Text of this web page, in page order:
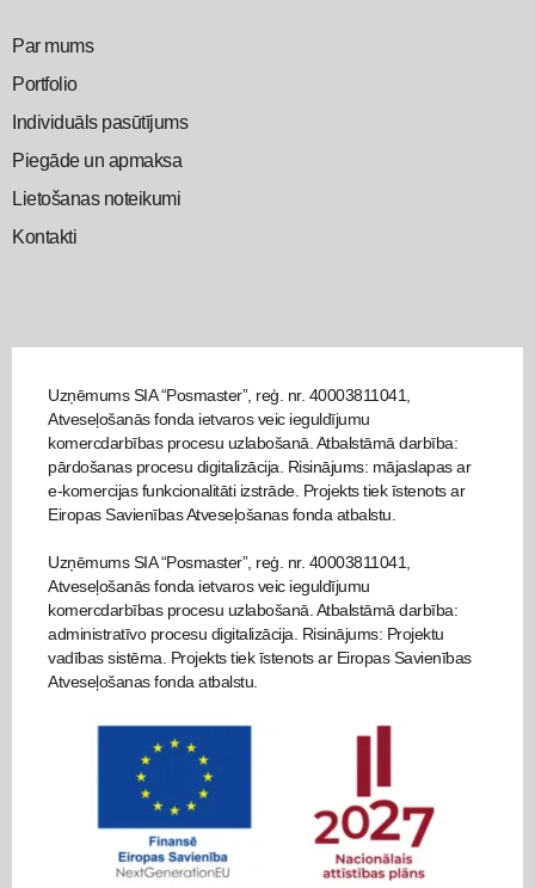
Par mums
Portfolio
Individuāls pasūtījums
Piegāde un apmaksa
Lietošanas noteikumi
Kontakti
Uzņēmums SIA “Posmaster”, reģ. nr. 40003811041,
Atveseļošanās fonda ietvaros veic ieguldījumu
komercdarbības procesu uzlabošanā. Atbalstāmā darbība:
pārdošanas procesu digitalizācija. Risinājums: mājaslapas ar
e-komercijas funkcionalitāti izstrāde. Projekts tiek īstenots ar
Eiropas Savienības Atveseļošanas fonda atbalstu.
Uzņēmums SIA “Posmaster”, reģ. nr. 40003811041,
Atveseļošanās fonda ietvaros veic ieguldījumu
komercdarbības procesu uzlabošanā. Atbalstāmā darbība:
administratīvo procesu digitalizācija. Risinājums: Projektu
vadības sistēma. Projekts tiek īstenots ar Eiropas Savienības
Atveseļošanas fonda atbalstu.